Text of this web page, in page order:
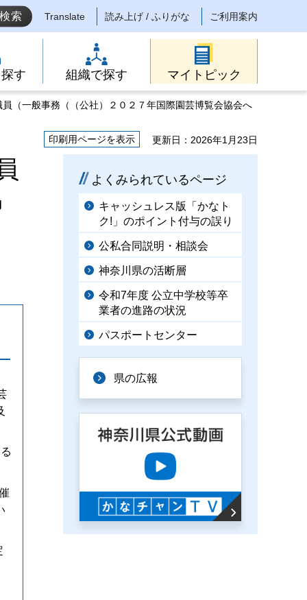
Translate 読み上げ / ふりがな ご利用案内
す 組織で探す マイトピック
（一般事務（（公社）２０２７年国際園芸博覧会協会へ
印刷用ページを表示
更新日：2026年1月23日
よくみられているページ
キャッシュレス版「かなト
ク!」のポイント付与の誤り
公私合同説明・相談会
神奈川県の活断層
令和7年度 公立中学校等卒
業者の進路の状況
パスポートセンター
県の広報